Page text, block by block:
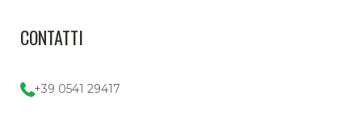
CONTATTI
+39 0541 29417